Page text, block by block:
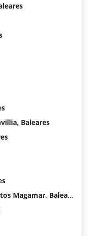
Baleares
Fiesta Hotels - Fresh Apartamentos Magamar, Baleares